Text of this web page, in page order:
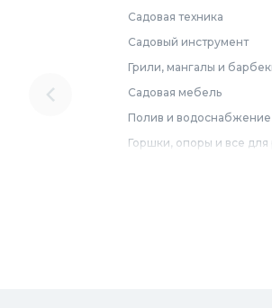
Садовая техника
Садовый инструмент
Грили, мангалы и
Садовая мебель
Полив и водоснабжение
Горшки, опоры и все для